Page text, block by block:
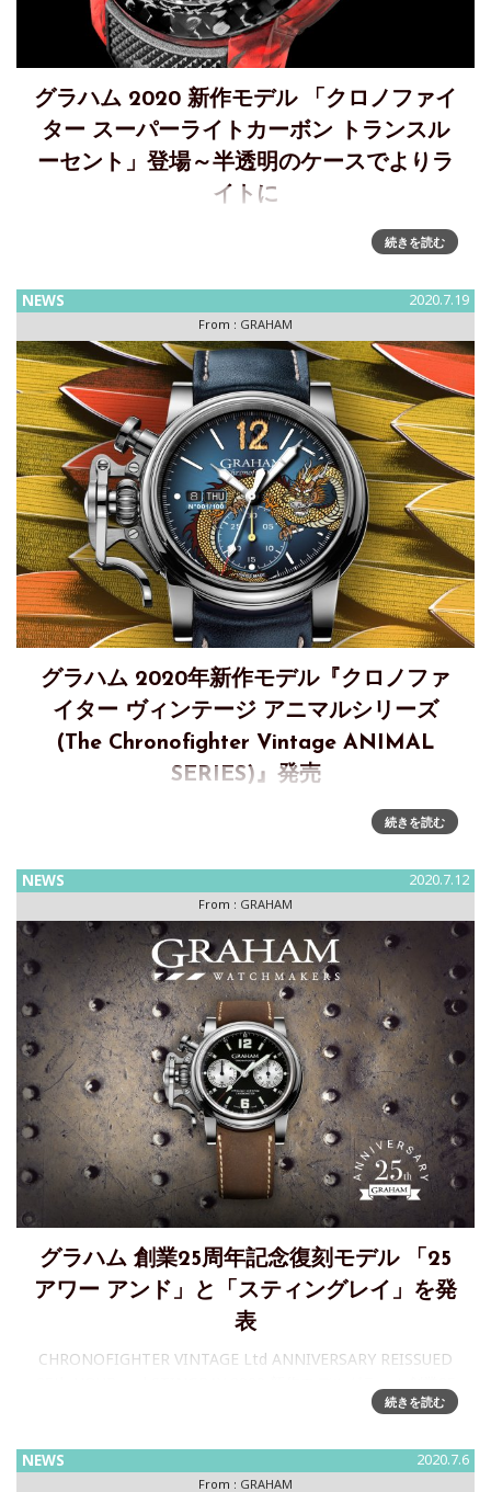
グラハム 2020 新作モデル 「クロノファイ
ター スーパーライトカーボン トランスル
ーセント」登場～半透明のケースでよりラ
イトに
グラハム 2020 新作モデル『クロノファイター スーパーライ
トカーボン トランスルーセント(Chronofighter Superlight
続きを読む
NEWS 2020.7.19
From : GRAHAM
グラハム 2020年新作モデル『クロノファ
イター ヴィンテージ アニマルシリーズ
(The Chronofighter Vintage ANIMAL
SERIES)』発売
グラハム 2020年 新作モデル『クロノファイター ヴィンテー
ジ アニマルシリーズ(The Chronofighter Vintage ANIMAL
続きを読む
NEWS 2020.7.12
From : GRAHAM
グラハム 創業25周年記念復刻モデル 「25
アワー アンド」と「スティングレイ」を発
表
CHRONOFIGHTER VINTAGE Ltd ANNIVERSARY REISSUED
周年記念復刻モデル「25 アワー アンド」と続きを読む
NEWS 2020.7.6
From : GRAHAM